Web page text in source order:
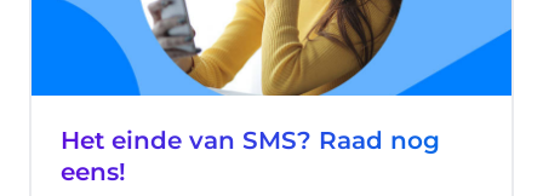
Het einde van SMS? Raad nog
eens!